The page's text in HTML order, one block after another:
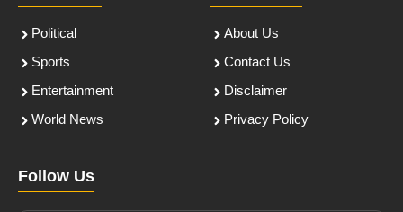
Political
Sports
Entertainment
World News
About Us
Contact Us
Disclaimer
Privacy Policy
Follow Us